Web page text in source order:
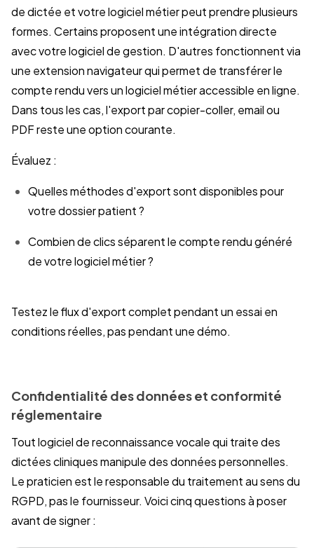
de dictée et votre logiciel métier peut prendre plusieurs
formes. Certains proposent une intégration directe
avec votre logiciel de gestion. D'autres fonctionnent via
une extension navigateur qui permet de transférer le
compte rendu vers un logiciel métier accessible en ligne.
Dans tous les cas, l'export par copier-coller, email ou
PDF reste une option courante.
Évaluez :
Quelles méthodes d'export sont disponibles pour
votre dossier patient ?
Combien de clics séparent le compte rendu généré
de votre logiciel métier ?
Testez le flux d'export complet pendant un essai en
conditions réelles, pas pendant une démo.
Confidentialité des données et conformité
réglementaire
Tout logiciel de reconnaissance vocale qui traite des
dictées cliniques manipule des données personnelles.
Le praticien est le responsable du traitement au sens du
RGPD, pas le fournisseur. Voici cinq questions à poser
avant de signer :